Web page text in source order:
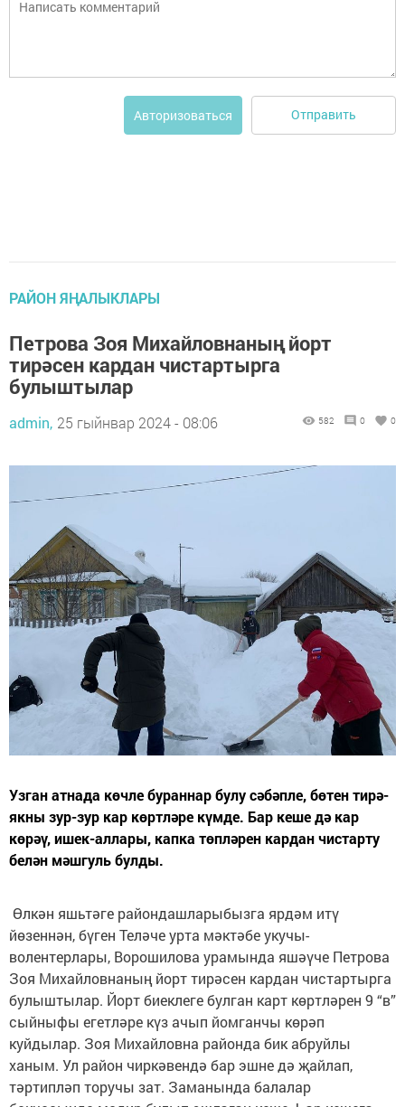
Авторизоваться Отправить
РАЙОН ЯҢАЛЫКЛАРЫ
Петрова Зоя Михайловнаның йорт
тирәсен кардан чистартырга
булыштылар
admin, 25 гыйнвар 2024 - 08:06 582 0 0
Узган атнада көчле бураннар булу сәбәпле, бөтен тирә-
якны зур-зур кар көртләре күмде. Бар кеше дә кар
көрәү, ишек-аллары, капка төпләрен кардан чистарту
белән мәшгуль булды.
Өлкән яшьтәге райондашларыбызга ярдәм итү
йөзеннән, бүген Теләче урта мәктәбе укучы-
волентерлары, Ворошилова урамында яшәүче Петрова
Зоя Михайловнаның йорт тирәсен кардан чистартырга
булыштылар. Йорт биеклеге булган карт көртләрен 9 “в”
сыйныфы егетләре күз ачып йомганчы көрәп
куйдылар. Зоя Михайловна районда бик абруйлы
ханым. Ул район чиркәвендә бар эшне дә җайлап,
тәртипләп торучы зат. Заманында балалар